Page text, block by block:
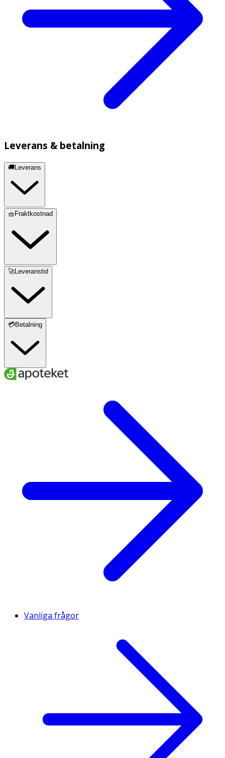
Leverans & betalning
🚚Leverans
🧺Fraktkostnad
🚀Leveranstid
💳Betalning
Vanliga frågor